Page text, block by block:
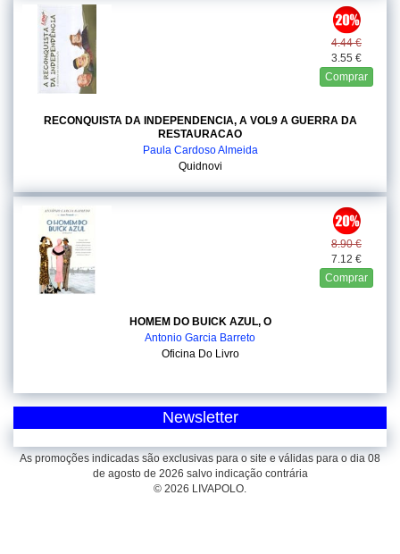
4.44 €
3.55 €
Comprar
RECONQUISTA DA INDEPENDENCIA, A VOL9 A GUERRA DA
RESTAURACAO
Paula Cardoso Almeida
Quidnovi
8.90 €
7.12 €
Comprar
HOMEM DO BUICK AZUL, O
Antonio Garcia Barreto
Oficina Do Livro
Newsletter
As promoções indicadas são exclusivas para o site e válidas para o dia 08
de agosto de 2026 salvo indicação contrária
© 2026 LIVAPOLO.